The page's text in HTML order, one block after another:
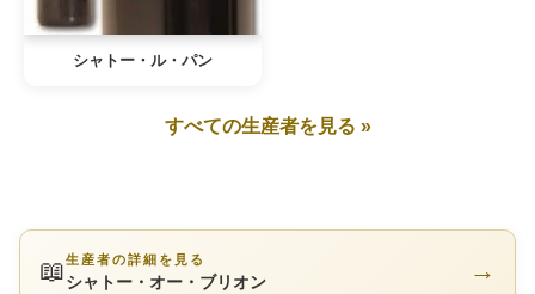
シャトー・ル・パン
すべての生産者を見る »
📖生産者の詳細を見る
シャトー・オー・ブリオン →